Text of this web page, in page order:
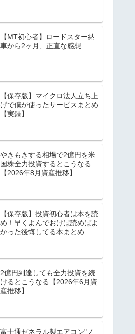
【MT初心者】ロードスター納
車から2ヶ月、正直な感想
【保存版】マイクロ法人立ち上
げで僕が使ったサービスまとめ
【実録】
やきもきする相場で2億円を米
国株全力投資するとこうなる
【2026年8月資産推移】
【保存版】投資初心者は本を読
め！早くよんでおけば読めばよ
かった後悔してる本まとめ
2億円到達しても全力投資を続
けるとこうなる【2026年6月資
産推移】
富士通ゼネラル製エアコン"ノ